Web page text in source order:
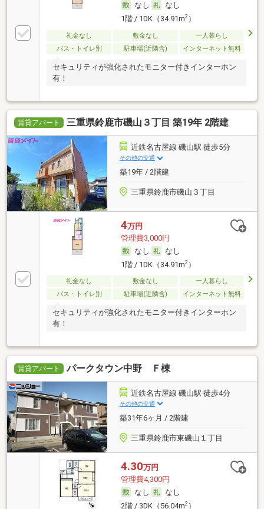
なし
なし
1階 / 1DK（34.91m2）
礼金なし 敷金なし
一人暮らし
バス・トイレ別
駐車場(近隣含) インターネット無料
セキュリティが強化されたモニター付きインターホン
有！
賃貸アパート 三重県鈴鹿市磯山３丁目 築19年 2階建
近鉄名古屋線 磯山駅 徒歩5分
その他の交通
築19年 / 2階建
三重県鈴鹿市磯山３丁目
4万円
管理費3,000円
なし
なし
1階 / 1DK（34.91m2）
礼金なし 敷金なし
一人暮らし
バス・トイレ別
駐車場(近隣含) インターネット無料
セキュリティが強化されたモニター付きインターホン
有！
賃貸アパート パークタウン中野 Ｆ棟
近鉄名古屋線 磯山駅 徒歩4分
その他の交通
築31年6ヶ月 / 2階建
三重県鈴鹿市東磯山１丁目
4.30万円
管理費4,300円
なし
なし
2階 / 3DK（56.04m2）